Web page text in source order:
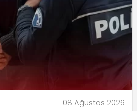
08 Ağustos 2026